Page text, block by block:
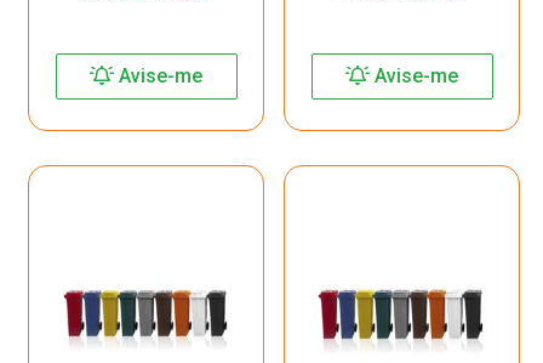
Avise-me Avise-me